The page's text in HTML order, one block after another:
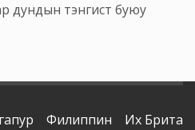
дундын тэнгист буюу
Филиппин Их